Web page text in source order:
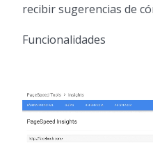
recibir sugerencias de
Funcionalidades